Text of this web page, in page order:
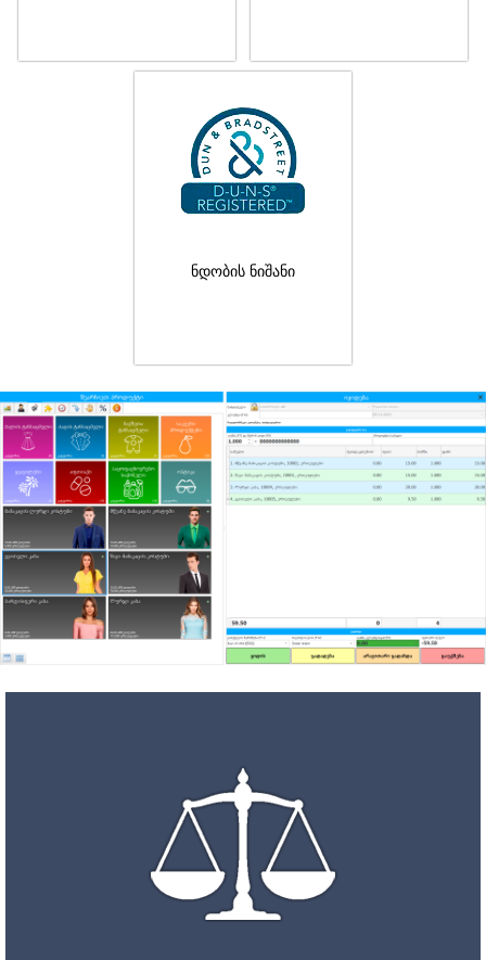
ნდობის ნიშანი